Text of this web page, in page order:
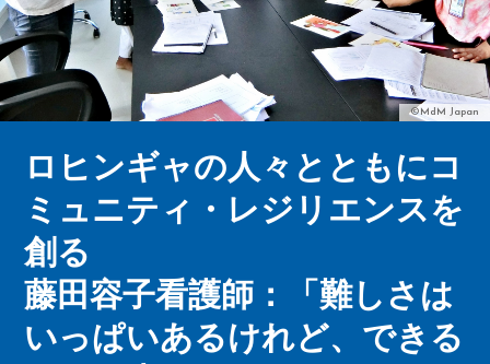
©MdM Japan
ロヒンギャの人々とともにコ
ミュニティ・レジリエンスを
創る
藤田容子看護師：「難しさは
いっぱいあるけれど、できる